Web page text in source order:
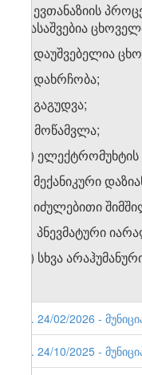
3. ევთანაზიის
დასაშვებია
4. დაუშვებელია
ა) დახრჩობა;
ბ) გაგუდვა;
გ) მოწამვლა;
დ) ელექტრომუხტის
ე) მექანიკური
ვ) იძულებითი
ზ) პნევმატური
თ) სხვა
6. 24/02/2026 -
5. 24/10/2025 -